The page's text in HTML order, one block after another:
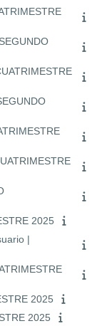
2025
|
2025
2025